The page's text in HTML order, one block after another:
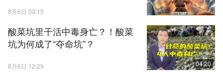
8月6日 03:15
酸菜坑里干活中毒身亡？！酸菜
坑为何成了“夺命坑”？
8月6日 12:29 04:20